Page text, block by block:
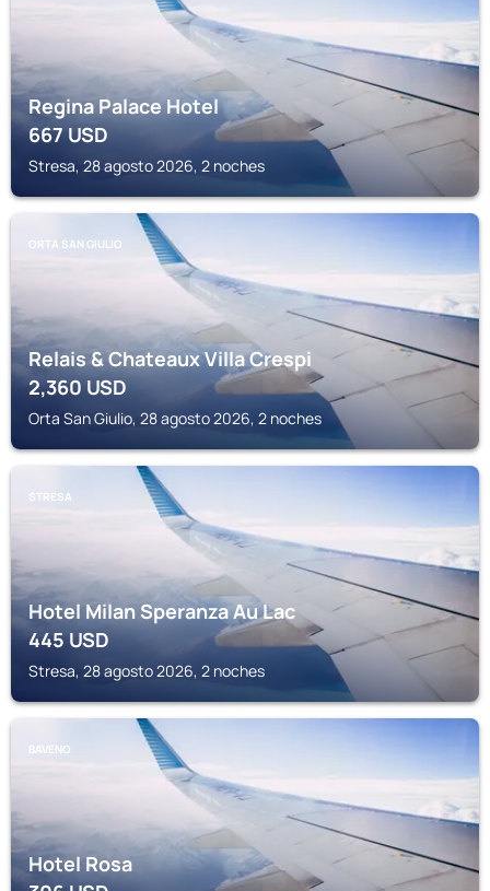
Regina Palace Hotel
667USD
Stresa, 28 agosto 2026, 2 noches
ORTA SAN GIULIO
Relais & Chateaux Villa Crespi
2,360 USD
Orta San Giulio, 28 agosto 2026, 2 noches
STRESA
Hotel Milan Speranza Au Lac
445USD
Stresa, 28 agosto 2026, 2 noches
BAVENO
Hotel Rosa